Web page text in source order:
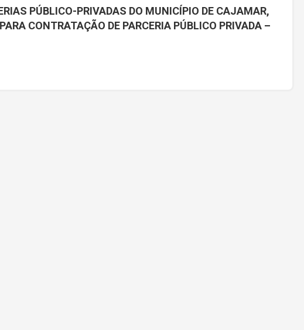
PÚBLICO-PRIVADAS DO MUNICÍPIO DE CAJAMAR,
CONTRATAÇÃO DE PARCERIA PÚBLICO PRIVADA –